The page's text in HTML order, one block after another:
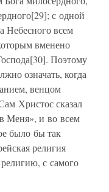
с одной
Небесного всем
вменено
Поэтому
означать, когда
венцом
Христос сказал
Меня», и во всем
было бы так
религия
с самого